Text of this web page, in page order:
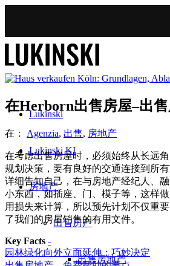
Lukinski
Lukinski KI
房地产
出售房产
出售房地产
在Herborn出售房屋–出售
在： Agenzia, 出售, 房地产
在考虑出售房屋时，必须始终从长远
规划决策，要有良好的交通连接到所
详细告知自己，在与房地产经纪人、
小东西，如插座、门、模子等，这样
用损失来计算，所以预先计划不仅重
了我们的房屋销售的有用文件。
Key Facts -
园林绿化向外立面延伸：巧妙决定